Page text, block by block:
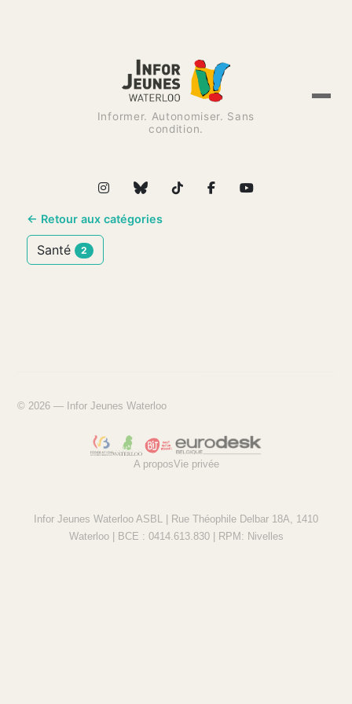
Informer. Autonomiser. Sans
condition.
← Retour aux catégories
Santé 2
© 2026 — Infor Jeunes Waterloo
A proposVie privée
Infor Jeunes Waterloo ASBL | Rue Théophile Delbar 18A, 1410
Waterloo | BCE : 0414.613.830 | RPM: Nivelles